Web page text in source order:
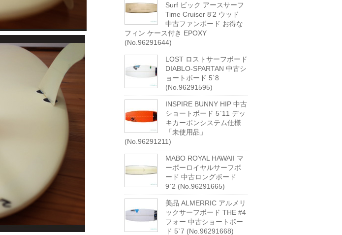
Surf ビック アースサーフ
Time Cruiser 8’2 ウッド
中古ファンボード お得な
フィン ケース付き EPOXY
(No.96291644)
LOST ロストサーフボード
DIABLO-SPARTAN 中古シ
ョートボード 5`8
(No.96291595)
INSPIRE BUNNY HIP 中古
ショートボード 5`11 デッ
キカーボンシステム仕様
「未使用品」
(No.96291211)
MABO ROYAL HAWAII マ
ーボーロイヤルサーフボ
ード 中古ロングボード
9`2 (No.96291665)
美品 ALMERRIC アルメリ
ックサーフボード THE #4
フォー 中古ショートボー
ド 5`7 (No.96291668)